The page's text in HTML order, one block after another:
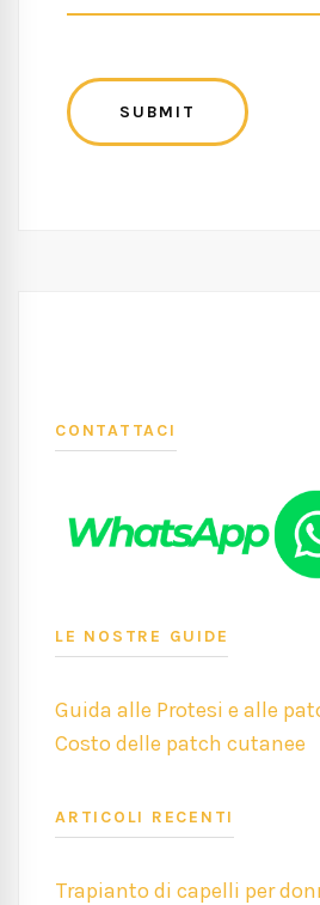
CONTATTACI
LE NOSTRE GUIDE
Guida alle Protesi e alle
Costo delle patch cutanee
ARTICOLI RECENTI
Trapianto di capelli per